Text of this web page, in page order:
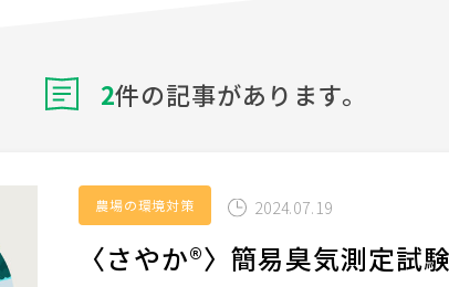
2件の記事があります。
農場の環境対策 2024.07.19
〈さやか®〉簡易臭気測定試